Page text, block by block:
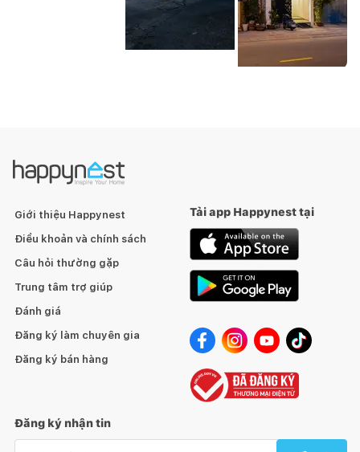
Giới thiệu Happynest
Điều khoản và chính sách
Câu hỏi thường gặp
Trung tâm trợ giúp
Đánh giá
Đăng ký làm chuyên gia
Đăng ký bán hàng
Tải app Happynest tại
Đăng ký nhận tin